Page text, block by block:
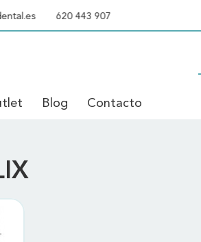
620 443 907
Blog Contacto